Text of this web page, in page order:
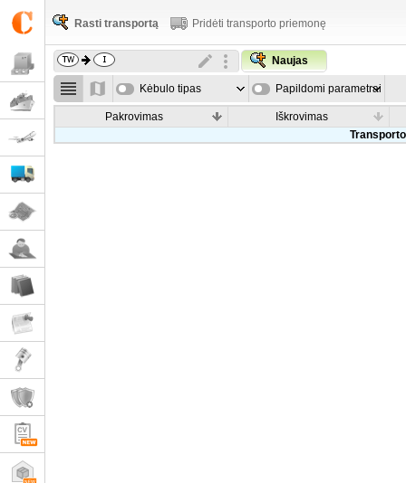
Rasti transportą Pridėti transporto priemonę
Naujas
Kėbulo tipas Papildomi parametrai
Pakrovimas
Iškrovimas